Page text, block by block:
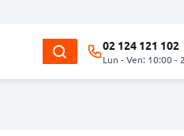
02 124 121 102
Lun - Ven: 10:00 -